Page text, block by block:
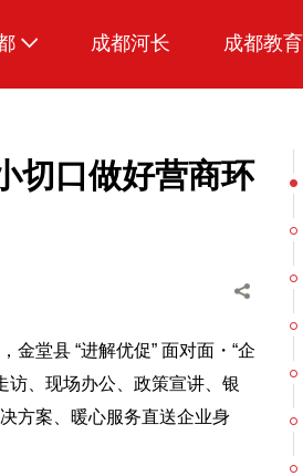
成都河长 成都教育
切口做好营商环
堂县 “进解优促” 面对面・“企
访、现场办公、政策宣讲、银
方案、暖心服务直送企业身